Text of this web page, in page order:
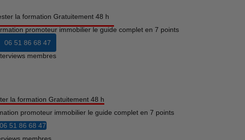
la formation Gratuitement 48 h
promoteur immobilier le guide complet en 7 points
06 51 86 68 47
membres
la formation Gratuitement 48 h
promoteur immobilier le guide complet en 7 points
06 51 86 68 47
membres